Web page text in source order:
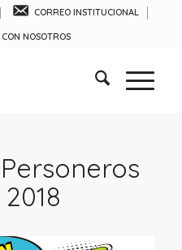
CORREO INSTITUCIONAL
NOSOTROS